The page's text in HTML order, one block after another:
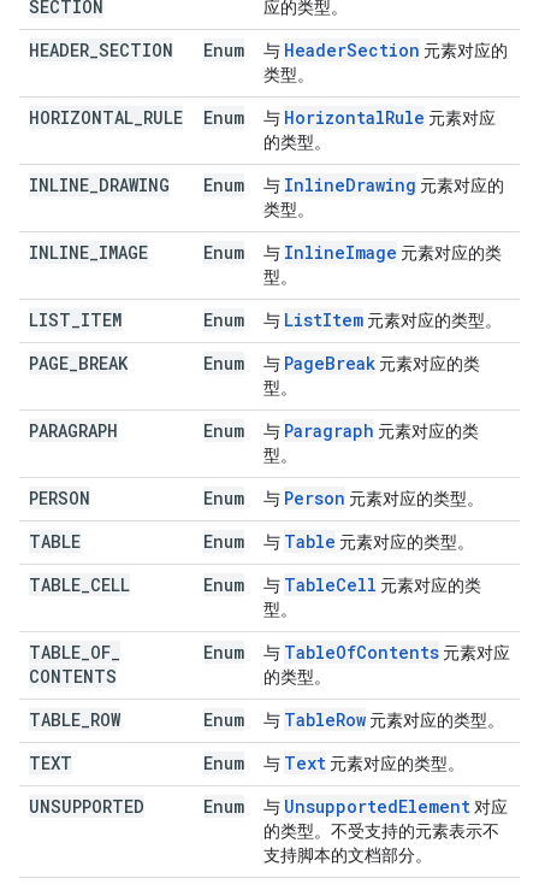
SECTION
应的类型。
HEADER SECTION Enum 与 HeaderSection 元素对应的
类型。
HORIZONTAL RULE Enum 与 HorizontalRule 元素对应
的类型。
INLINE DRAWING Enum 与 InlineDrawing 元素对应的
类型。
INLINE IMAGE Enum 与 InlineImage 元素对应的类
型。
LIST ITEM Enum 与 ListItem 元素对应的类型。
PAGE BREAK Enum 与 PageBreak 元素对应的类
型。
PARAGRAPH Enum 与 Paragraph 元素对应的类
型。
PERSON Enum 与 Person 元素对应的类型。
TABLE Enum 与 Table 元素对应的类型。
TABLE CELL Enum 与 TableCell 元素对应的类
型。
TABLE OF
CONTENTS
Enum 与 TableOfContents 元素对应
的类型。
TABLE ROW Enum 与 TableRow 元素对应的类型。
TEXT Enum 与 Text 元素对应的类型。
UNSUPPORTED Enum 与 UnsupportedElement 对应
的类型。不受支持的元素表示不
支持脚本的文档部分。